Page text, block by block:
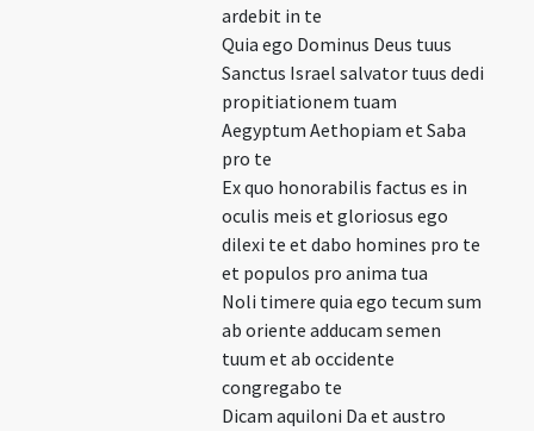
ardebit in te
Quia ego Dominus Deus tuus
Sanctus Israel salvator tuus dedi
propitiationem tuam
Aegyptum Aethopiam et Saba
pro te
Ex quo honorabilis factus es in
oculis meis et gloriosus ego
dilexi te et dabo homines pro te
et populos pro anima tua
Noli timere quia ego tecum sum
ab oriente adducam semen
tuum et ab occidente
congregabo te
Dicam aquiloni Da et austro